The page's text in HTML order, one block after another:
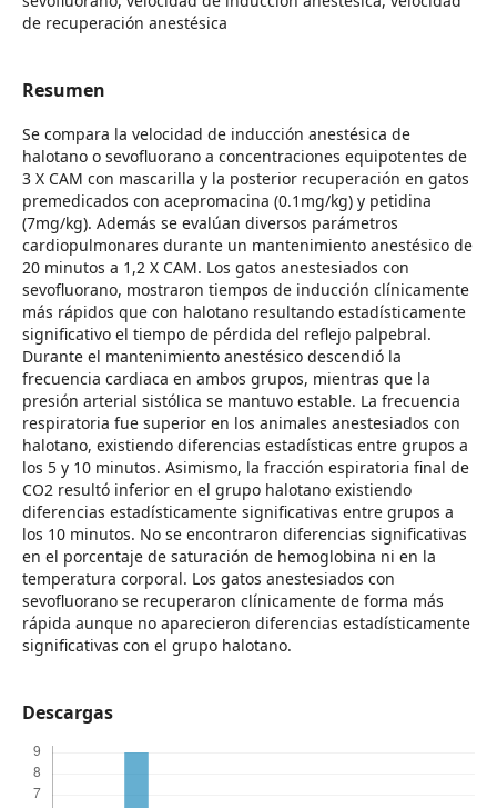
de recuperación anestésica
Resumen
Se compara la velocidad de inducción anestésica de
halotano o sevofluorano a concentraciones equipotentes de
3 X CAM con mascarilla y la posterior recuperación en gatos
premedicados con acepromacina (0.1mg/kg) y petidina
(7mg/kg). Además se evalúan diversos parámetros
cardiopulmonares durante un mantenimiento anestésico de
20 minutos a 1,2 X CAM. Los gatos anestesiados con
sevofluorano, mostraron tiempos de inducción clínicamente
más rápidos que con halotano resultando estadísticamente
significativo el tiempo de pérdida del reflejo palpebral.
Durante el mantenimiento anestésico descendió la
frecuencia cardiaca en ambos grupos, mientras que la
presión arterial sistólica se mantuvo estable. La frecuencia
respiratoria fue superior en los animales anestesiados con
halotano, existiendo diferencias estadísticas entre grupos a
los 5 y 10 minutos. Asimismo, la fracción espiratoria final de
CO2 resultó inferior en el grupo halotano existiendo
diferencias estadísticamente significativas entre grupos a
los 10 minutos. No se encontraron diferencias significativas
en el porcentaje de saturación de hemoglobina ni en la
temperatura corporal. Los gatos anestesiados con
sevofluorano se recuperaron clínicamente de forma más
rápida aunque no aparecieron diferencias estadísticamente
significativas con el grupo halotano.
Descargas